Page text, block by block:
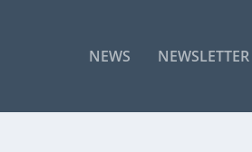
NEWS NEWSLETTER